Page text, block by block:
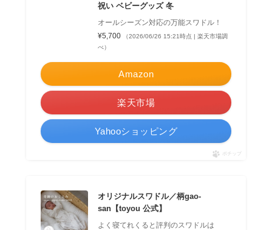
祝い ベビーグッズ 冬
オールシーズン対応の万能スワドル！
¥5,700
（2026/06/26 15:21時点 | 楽天市場調
べ）
Amazon
楽天市場
Yahooショッピング
ポチップ
オリジナルスワドル／柄gao-
san【toyou 公式】
よく寝てれくると評判のスワドルは